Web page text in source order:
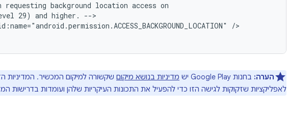
requesting background location access
29) and higher.
/>
הערה: בחנות Google Play יש מדיניות בנושא מיקום שקשורה למיקום המכשיר. המדיניות
לאפליקציות שזקוקות לגישה הזו כדי להפעיל את התכונות העיקריות שלהן ועומדות בדרישות